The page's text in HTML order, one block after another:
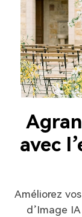
avec
Améliorez
d’Image